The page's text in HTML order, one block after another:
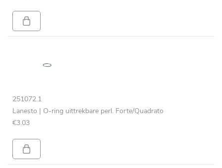
251072.1
Lanesto | O-ring uittrekbare perl. Forte/Quadrato
€3.03